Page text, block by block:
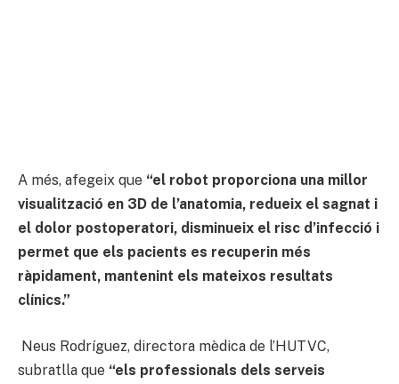
A més, afegeix que “el robot proporciona una millor
visualització en 3D de l’anatomia, redueix el sagnat i
el dolor postoperatori, disminueix el risc d’infecció i
permet que els pacients es recuperin més
ràpidament, mantenint els mateixos resultats
clínics.”
Neus Rodríguez, directora mèdica de l’HUTVC,
subratlla que “els professionals dels serveis